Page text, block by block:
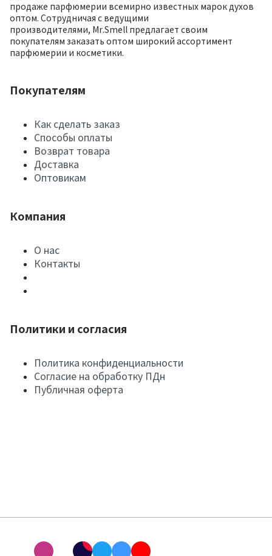
продаже парфюмерии всемирно известных марок духов
оптом. Сотрудничая с ведущими
производителями, Mr.Smell предлагает своим
покупателям заказать оптом широкий ассортимент
парфюмерии и косметики.
Покупателям
Как сделать заказ
Способы оплаты
Возврат товара
Доставка
Оптовикам
Компания
О нас
Контакты
Политики и согласия
Политика конфиденциальности
Согласие на обработку ПДн
Публичная оферта